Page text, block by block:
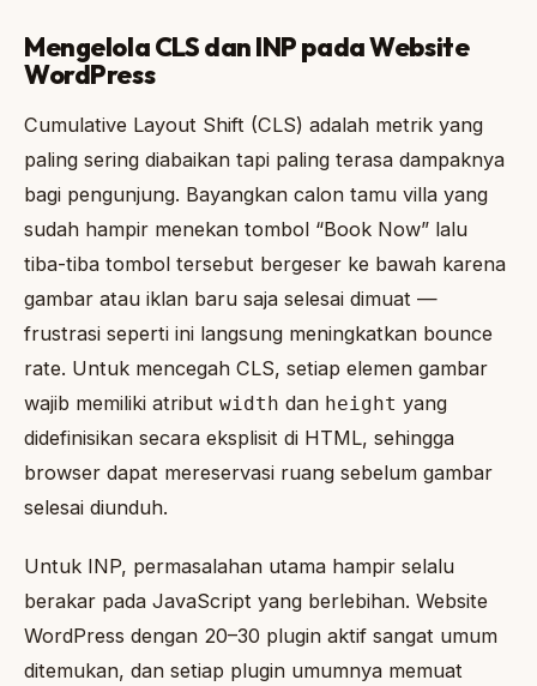
Mengelola CLS dan INP pada Website
WordPress
Cumulative Layout Shift (CLS) adalah metrik yang
paling sering diabaikan tapi paling terasa dampaknya
bagi pengunjung. Bayangkan calon tamu villa yang
sudah hampir menekan tombol “Book Now” lalu
tiba-tiba tombol tersebut bergeser ke bawah karena
gambar atau iklan baru saja selesai dimuat —
frustrasi seperti ini langsung meningkatkan bounce
rate. Untuk mencegah CLS, setiap elemen gambar
wajib memiliki atribut width dan height yang
didefinisikan secara eksplisit di HTML, sehingga
browser dapat mereservasi ruang sebelum gambar
selesai diunduh.
Untuk INP, permasalahan utama hampir selalu
berakar pada JavaScript yang berlebihan. Website
WordPress dengan 20–30 plugin aktif sangat umum
ditemukan, dan setiap plugin umumnya memuat